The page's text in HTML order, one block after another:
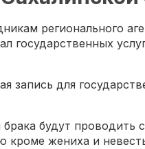
регионального
государственных
запись для
будут проводить
жениха и